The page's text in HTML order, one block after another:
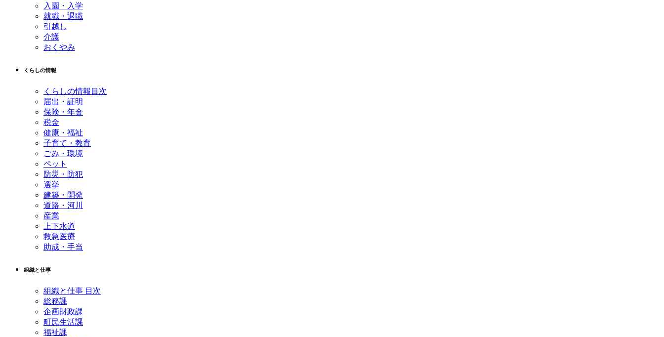
入園・入学
就職・退職
引越し
介護
おくやみ
くらしの情報
くらしの情報目次
届出・証明
保険・年金
税金
健康・福祉
子育て・教育
ごみ・環境
ペット
防災・防犯
選挙
建築・開発
道路・河川
産業
上下水道
救急医療
助成・手当
組織と仕事
組織と仕事 目次
総務課
企画財政課
町民生活課
福祉課